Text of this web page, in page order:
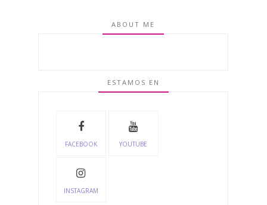
ABOUT ME
ESTAMOS EN
FACEBOOK YOUTUBE
INSTAGRAM